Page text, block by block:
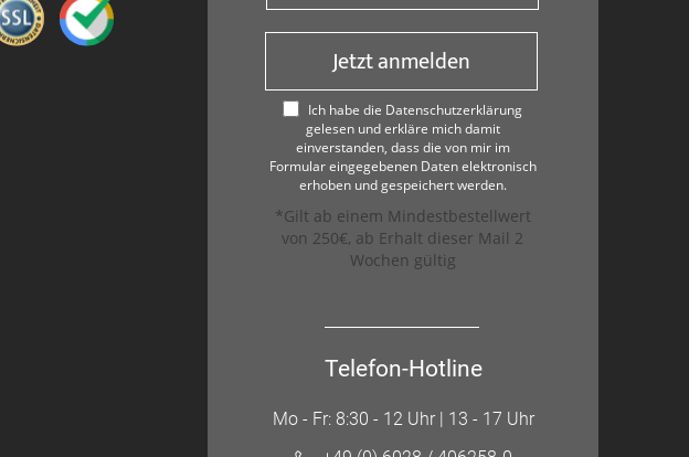
Jetzt anmelden
Ich habe die Datenschutzerklärung
gelesen und erkläre mich damit
einverstanden, dass die von mir im
Formular eingegebenen Daten elektronisch
erhoben und gespeichert werden.
*Gilt ab einem Mindestbestellwert
von 250€, ab Erhalt dieser Mail 2
Wochen gültig
Telefon-Hotline
Mo - Fr: 8:30 - 12 Uhr | 13 - 17 Uhr